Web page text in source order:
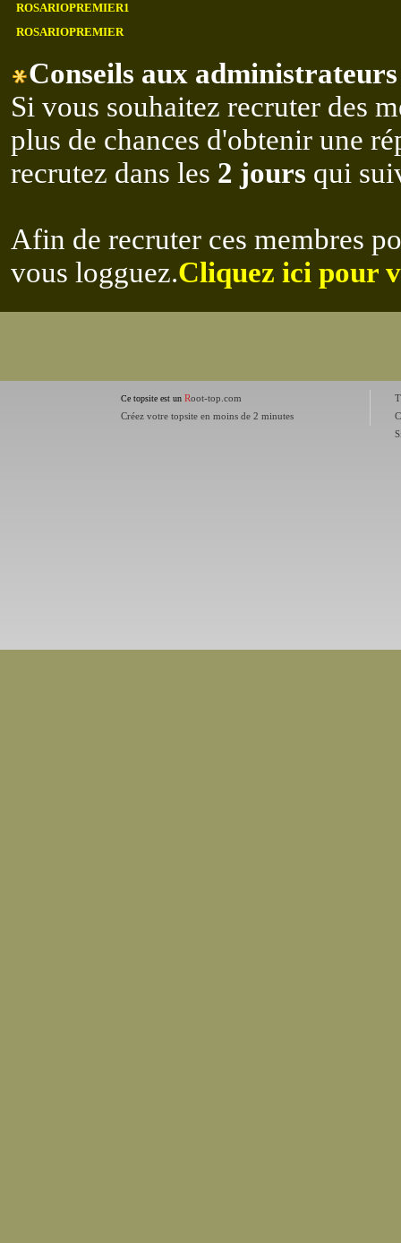
ROSARIOPREMIER1
ROSARIOPREMIER
Conseils aux
Si vous souhaitez recruter des
plus de chances d'obtenir une
recrutez dans les 2 jours qui
Afin de recruter ces membres
vous logguez.Cliquez ici pour
Ce topsite est un Root-top.com
Créez votre topsite en moins de 2 minutes